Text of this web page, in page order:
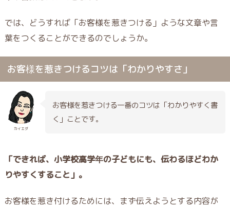
では、どうすれば「お客様を惹きつける」ような文章や言
葉をつくることができるのでしょうか。
お客様を惹きつけるコツは「わかりやすさ」
カイエダ
お客様を惹きつける一番のコツは「わかりやすく書
く」ことです。
「できれば、小学校高学年の子どもにも、伝わるほどわか
りやすくすること」。
お客様を惹き付けるためには、まず伝えようとする内容が